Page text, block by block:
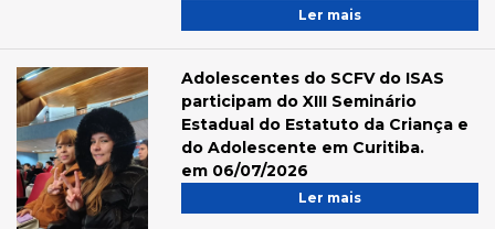
Ler mais
Adolescentes do SCFV do ISAS
participam do XIII Seminário
Estadual do Estatuto da Criança e
do Adolescente em Curitiba.
em 06/07/2026
Ler mais